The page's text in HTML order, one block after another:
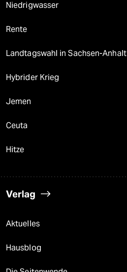
Niedrigwasser
Rente
Landtagswahl in Sachsen-Anhalt
Hybrider Krieg
Jemen
Ceuta
Hitze
Verlag
Aktuelles
Hausblog